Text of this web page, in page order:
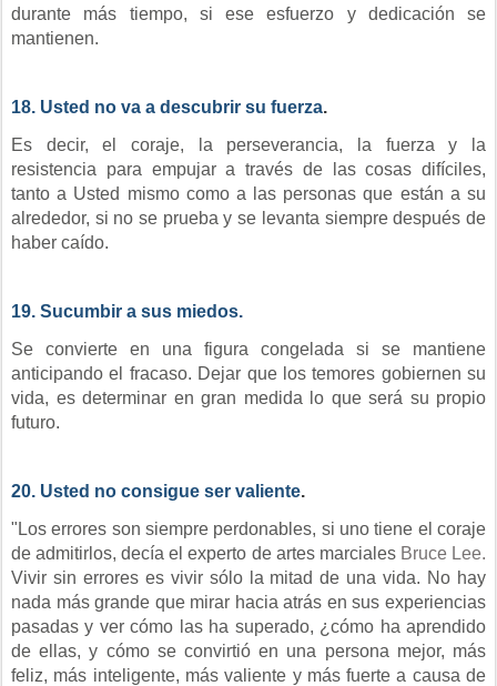
durante más tiempo, si ese esfuerzo y dedicación se
mantienen.
18. Usted no va a descubrir su fuerza.
Es decir, el coraje, la perseverancia, la fuerza y ​​la
resistencia para empujar a través de las cosas difíciles,
tanto a Usted mismo como a las personas que están a su
alrededor, si no se prueba y se levanta siempre después de
haber caído.
19. Sucumbir a sus miedos.
Se convierte en una figura congelada si se mantiene
anticipando el fracaso. Dejar que los temores gobiernen su
vida, es determinar en gran medida lo que será su propio
futuro.
20. Usted no consigue ser valiente.
"Los errores son siempre perdonables, si uno tiene el coraje
de admitirlos, decía el experto de artes marciales Bruce Lee.
Vivir sin errores es vivir sólo la mitad de una vida. No hay
nada más grande que mirar hacia atrás en sus experiencias
pasadas y ver cómo las ha superado, ¿cómo ha aprendido
de ellas, y cómo se convirtió en una persona mejor, más
feliz, más inteligente, más valiente y más fuerte a causa de